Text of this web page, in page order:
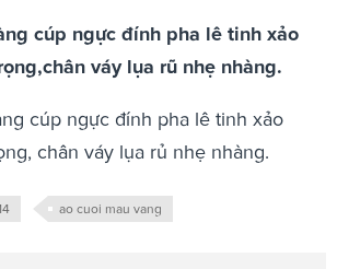
cúp ngực đính pha lê tinh xảo
váy lụa rũ nhẹ nhàng.
cúp ngực đính pha lê tinh xảo
chân váy lụa rủ nhẹ nhàng.
ao cuoi mau vang